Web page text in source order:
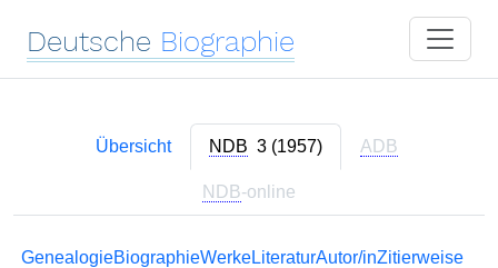
Deutsche Biographie
Übersicht NDB 3 (1957) ADB
NDB-online
GenealogieBiographieWerkeLiteraturAutor/inZitierweise